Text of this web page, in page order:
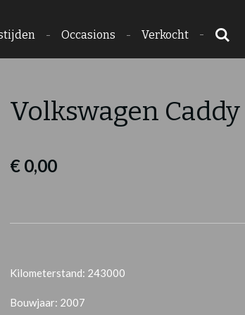
Occasions Verkocht
Volkswagen Caddy
€ 0,00
Kilometerstand: 243000
Bouwjaar: 2007